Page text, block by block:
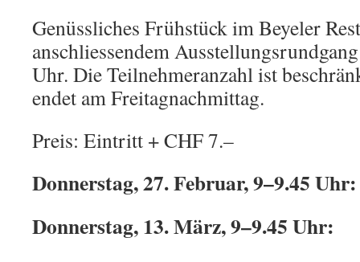
Genüssliches Frühstück im Beyeler
anschliessendem
Uhr. Die Teilnehmeranzahl ist
endet am Freitagnachmittag.
Preis: Eintritt + CHF 7.–
Donnerstag, 27. Februar, 9–9.45 Uhr:
Donnerstag, 13. März, 9–9.45 Uhr: